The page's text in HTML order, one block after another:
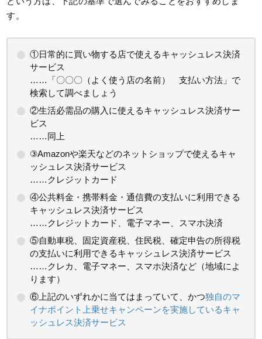
す。
①日常的に買い物する店で使えるキャッシュレス決済
サービス
……「〇〇〇（よく使う店の名前） 支払い方法」で
検索して調べましょう
②生活必需品の購入に使えるキャッシュレス決済サー
ビス
……同上
③Amazonや楽天などのネットショップで使えるキャ
ッシュレス決済サービス
……クレジットカード
④公共料金・携帯料金・通信費の支払いに利用できる
キャッシュレス決済サービス
……クレジットカード、電子マネー、スマホ決済
⑤自動車税、固定資産税、住民税、確定申告の所得税
の支払いに利用できるキャッシュレス決済サービス
……クレカ、電子マネー、スマホ決済など（地域によ
ります）
⑥上記のいずれかに当てはまっていて、かつ独自のマ
イナポイント上乗せキャンペーンを実施しているキャ
ッシュレス決済サービス